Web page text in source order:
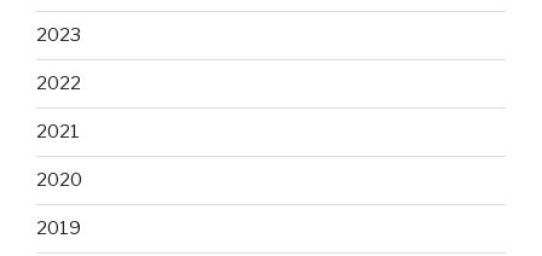
2023
2022
2021
2020
2019